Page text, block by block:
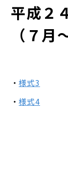
平成２
（７
様式3
様式4